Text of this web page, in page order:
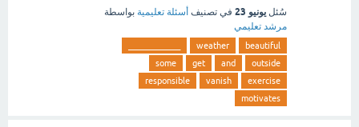
سُئل يونيو 23 في تصنيف أسئلة تعليمية بواسطة
مرشد تعليمي
beautiful
weather
outside
and
get
some
exercise
vanish
responsible
motivates